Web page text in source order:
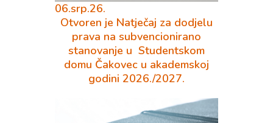
06.srp.26.
Otvoren je Natječaj za dodjelu
prava na subvencionirano
stanovanje u Studentskom
domu Čakovec u akademskoj
godini 2026./2027.